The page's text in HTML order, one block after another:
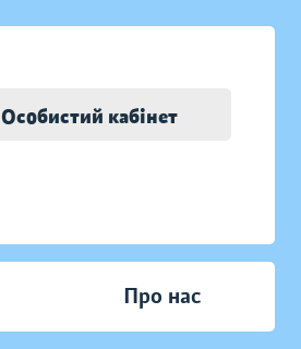
Особистий кабінет
Про нас